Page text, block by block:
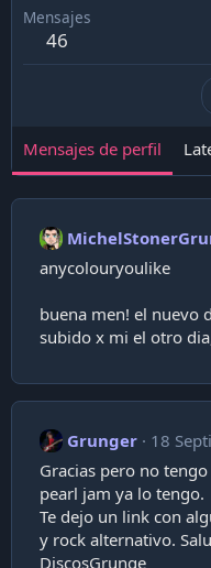
Mensajes
46
Mensajes de perfil
anycolouryoulike
buena men! el nuevo
subido x mi el otro
Grunger
18
Gracias pero no
pearl jam ya lo tengo.
Te dejo un link con
y rock alternativo.
DiscosGrunge